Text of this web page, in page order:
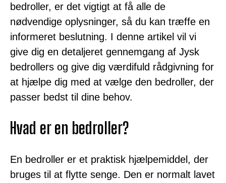
bedroller, er det vigtigt at få alle de
nødvendige oplysninger, så du kan træffe en
informeret beslutning. I denne artikel vil vi
give dig en detaljeret gennemgang af Jysk
bedrollers og give dig værdifuld rådgivning for
at hjælpe dig med at vælge den bedroller, der
passer bedst til dine behov.
Hvad er en bedroller?
En bedroller er et praktisk hjælpemiddel, der
bruges til at flytte senge. Den er normalt lavet